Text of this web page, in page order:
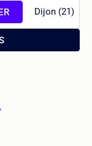
Dijon (21)